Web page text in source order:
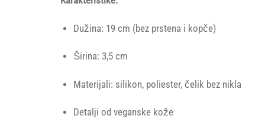
Dužina: 19 cm (bez prstena i kopče)
Širina: 3,5 cm
Materijali: silikon, poliester, čelik bez nikla
Detalji od veganske kože